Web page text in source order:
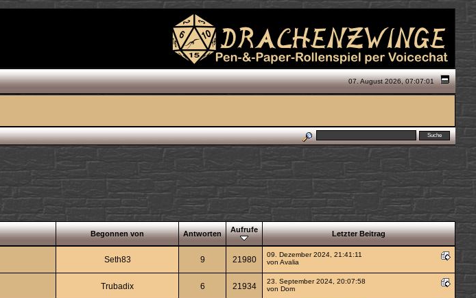
07. August 2026, 07:07:01
Begonnen von Antworten Aufrufe Letzter Beitrag
Seth83 9 21980
09. Dezember 2024, 21:41:11
von Avalia
Trubadix 6 21934
23. September 2024, 20:07:58
von Dom